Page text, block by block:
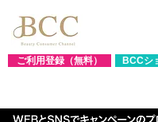
ご利用登録（無料） BCCシ